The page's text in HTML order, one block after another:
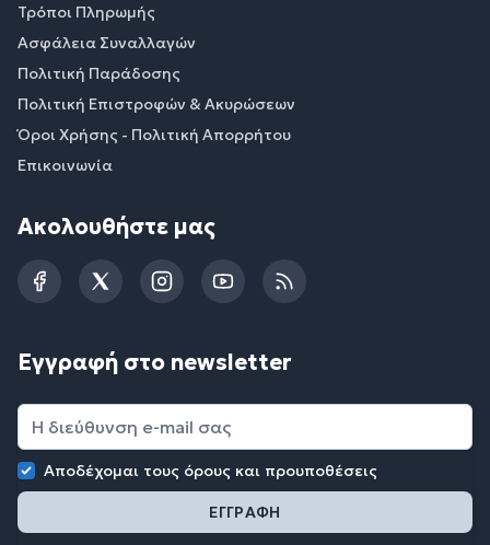
Τρόποι Πληρωμής
Ασφάλεια Συναλλαγών
Πολιτική Παράδοσης
Πολιτική Επιστροφών & Ακυρώσεων
Όροι Χρήσης - Πολιτική Απορρήτου
Επικοινωνία
Ακολουθήστε μας
FacebookTwitterInstagramYouTubeRSS
Εγγραφή στο newsletter
Αποδέχομαι τους όρους και προυποθέσεις